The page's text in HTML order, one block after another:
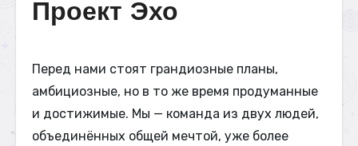
Проект Эхо
Перед нами стоят грандиозные планы,
амбициозные, но в то же время продуманные
и достижимые. Мы — команда из двух людей,
объединённых общей мечтой, уже более